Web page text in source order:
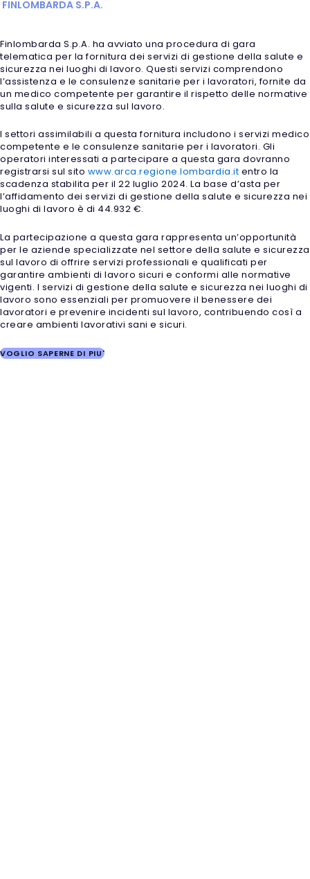
FINLOMBARDA S.P.A.
Finlombarda S.p.A. ha avviato una procedura di gara
telematica per la fornitura dei servizi di gestione della salute e
sicurezza nei luoghi di lavoro. Questi servizi comprendono
l’assistenza e le consulenze sanitarie per i lavoratori, fornite da
un medico competente per garantire il rispetto delle normative
sulla salute e sicurezza sul lavoro.
I settori assimilabili a questa fornitura includono i servizi medico
competente e le consulenze sanitarie per i lavoratori. Gli
operatori interessati a partecipare a questa gara dovranno
registrarsi sul sito www.arca.regione.lombardia.it entro la
scadenza stabilita per il 22 luglio 2024. La base d’asta per
l’affidamento dei servizi di gestione della salute e sicurezza nei
luoghi di lavoro è di 44.932 €.
La partecipazione a questa gara rappresenta un’opportunità
per le aziende specializzate nel settore della salute e sicurezza
sul lavoro di offrire servizi professionali e qualificati per
garantire ambienti di lavoro sicuri e conformi alle normative
vigenti. I servizi di gestione della salute e sicurezza nei luoghi di
lavoro sono essenziali per promuovere il benessere dei
lavoratori e prevenire incidenti sul lavoro, contribuendo così a
creare ambienti lavorativi sani e sicuri.
VOGLIO SAPERNE DI PIU'